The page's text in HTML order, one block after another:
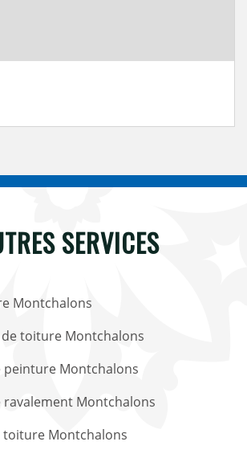
SERVICES
Montchalons
toiture Montchalons
peinture Montchalons
ravalement Montchalons
toiture Montchalons